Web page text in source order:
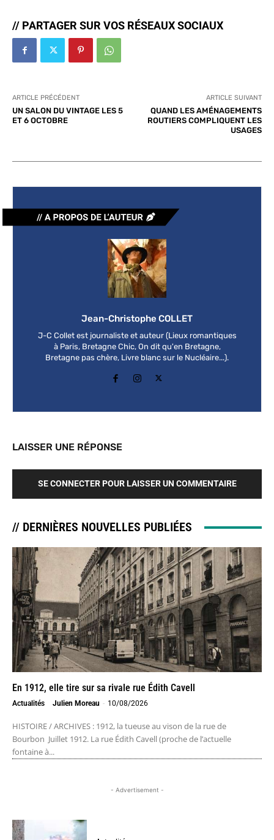
// PARTAGER SUR VOS RÉSEAUX SOCIAUX
ARTICLE PRÉCÉDENT
UN SALON DU VINTAGE LES 5
ET 6 OCTOBRE
ARTICLE SUIVANT
QUAND LES AMÉNAGEMENTS
ROUTIERS COMPLIQUENT LES
USAGES
Jean-Christophe COLLET
J-C Collet est journaliste et auteur (Lieux romantiques
à Paris, Bretagne Chic, On dit qu'en Bretagne,
Bretagne pas chère, Livre blanc sur le Nucléaire...).
LAISSER UNE RÉPONSE
SE CONNECTER POUR LAISSER UN COMMENTAIRE
// DERNIÈRES NOUVELLES PUBLIÉES
En 1912, elle tire sur sa rivale rue Édith Cavell
Actualités Julien Moreau - 10/08/2026
HISTOIRE / ARCHIVES : 1912, la tueuse au vison de la rue de
Bourbon Juillet 1912. La rue Édith Cavell (proche de l’actuelle
fontaine à...
- Advertisement -